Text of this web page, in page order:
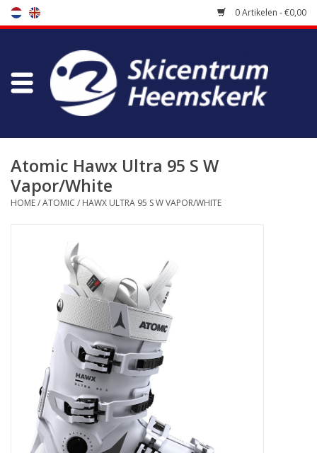
0 Artikelen - €0,00
Winkel
Bootfitting
Onderhoud
Koopgidsen
Atomic Hawx Ultra 95 S W
Vapor/White
HOME/ATOMIC / HAWX ULTRA 95 S W VAPOR/WHITE